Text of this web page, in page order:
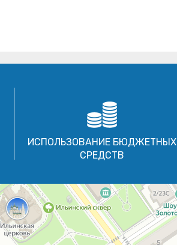
ИСПОЛЬЗОВАНИЕ БЮДЖЕТНЫХ
СРЕДСТВ